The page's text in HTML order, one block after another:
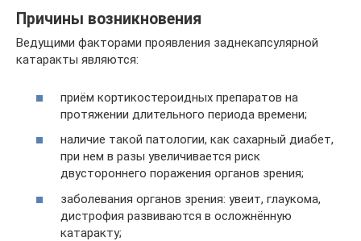
Причины возникновения
Ведущими факторами проявления заднекапсулярной
катаракты являются:
приём кортикостероидных препаратов на
протяжении длительного периода времени;
наличие такой патологии, как сахарный диабет,
при нем в разы увеличивается риск
двустороннего поражения органов зрения;
заболевания органов зрения: увеит, глаукома,
дистрофия развиваются в осложнённую
катаракту;